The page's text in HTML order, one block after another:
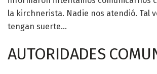
la kirchnerista. Nadie nos atendió. Tal
tengan suerte…
AUTORIDADES